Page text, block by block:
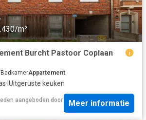
m²
Burcht Pastoor Coplaan
BadkamerAppartement
· IUitgeruste keuken
aangeboden door
Meer informatie